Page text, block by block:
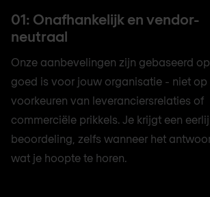
01: Onafhankelijk en vendor-
neutraal
Onze aanbevelingen zijn gebaseerd
goed is voor jouw organisatie - niet op
voorkeuren van leveranciersrelaties of
commerciële prikkels. Je krijgt een
beoordeling, zelfs wanneer het
wat je hoopte te horen.